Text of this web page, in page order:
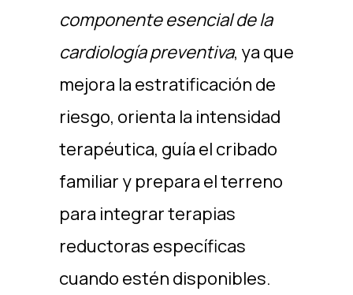
componente esencial de la
cardiología preventiva, ya que
mejora la estratificación de
riesgo, orienta la intensidad
terapéutica, guía el cribado
familiar y prepara el terreno
para integrar terapias
reductoras específicas
cuando estén disponibles. ​